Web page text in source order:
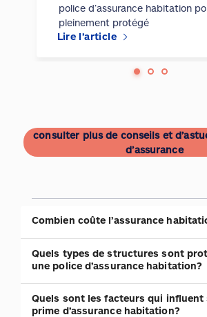
police d’assurance habitation
pleinement protégé
Lire l’article
consulter plus de conseils et
d’assurance
Combien coûte l’assurance
Quels types de structures sont
une police d’assurance habitation?
Quels sont les facteurs qui influent
prime d’assurance habitation?